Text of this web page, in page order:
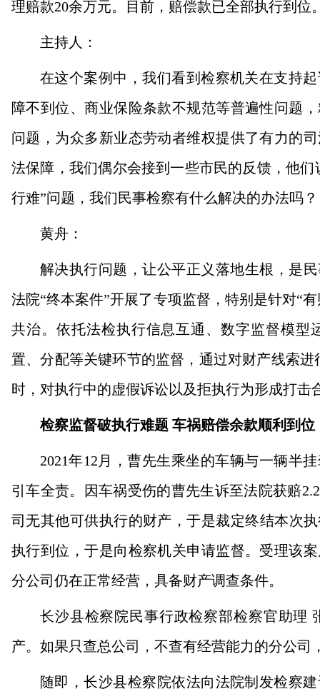
理赔款20余万元。目前，赔偿款已全部执行到位
主持人：
在这个案例中，我们看到检察机关在支持
障不到位、商业保险条款不规范等普遍性问题
问题，为众多新业态劳动者维权提供了有力的
法保障，我们偶尔会接到一些市民的反馈，他
行难”问题，我们民事检察有什么解决的办法吗？
黄舟：
解决执行问题，让公平正义落地生根，是
法院“终本案件”开展了专项监督，特别是针对“
共治。依托法检执行信息互通、数字监督模
置、分配等关键环节的监督，通过对财产线索
时，对执行中的虚假诉讼以及拒执行为形成打击
检察监督破执行难题 车祸赔偿余款顺利到位
2021年12月，曹先生乘坐的车辆与一辆半
引车全责。因车祸受伤的曹先生诉至法院获赔
司无其他可供执行的财产，于是裁定终结本次
执行到位，于是向检察机关申请监督。受理该
分公司仍在正常经营，具备财产调查条件。
长沙县检察院民事行政检察部检察官助理
产。如果只查总公司，不查有经营能力的分公司
随即，长沙县检察院依法向法院制发检察